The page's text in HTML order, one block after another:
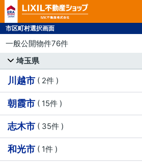
市区町村選択画面
一般公開物件76件
埼玉県
川越市 ( 2件 )
朝霞市 ( 15件 )
志木市 ( 35件 )
和光市 ( 1件 )